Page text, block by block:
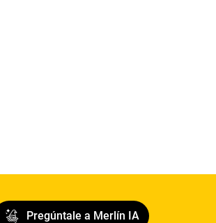
Pregúntale a Merlín IA